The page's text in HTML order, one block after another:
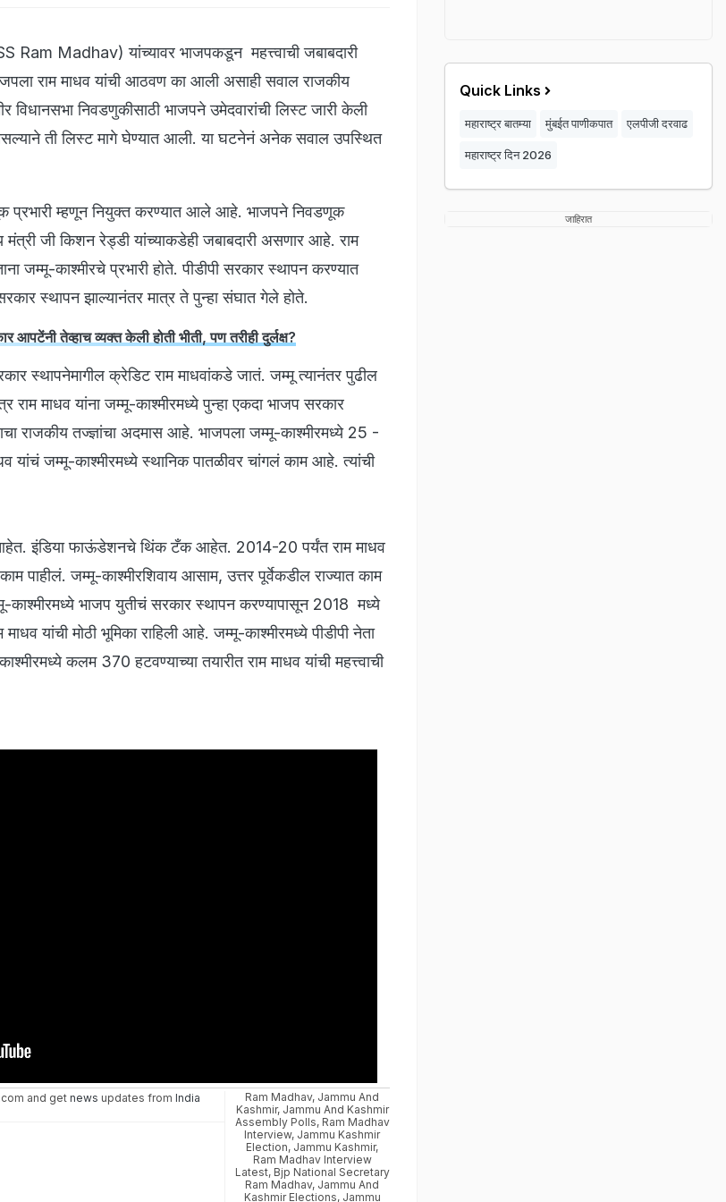
Ram Madhav) यांच्यावर भाजपकडून महत्त्वाची जबाबदारी
राम माधव यांची आठवण का आली असाही सवाल राजकीय
निवडणुकीसाठी भाजपने उमेदवारांची लिस्ट जारी केली
नसल्याने ती लिस्ट मागे घेण्यात आली. या घटनेनं अनेक सवाल उपस्थित
प्रभारी म्हणून नियुक्त करण्यात आले आहे. भाजपने निवडणूक
मंत्री जी किशन रेड्डी यांच्याकडेही जबाबदारी असणार आहे. राम
जम्मू-काश्मीरचे प्रभारी होते. पीडीपी सरकार स्थापन करण्यात
सरकार स्थापन झाल्यानंतर मात्र ते पुन्हा संघात गेले होते.
आपटेंनी तेव्हाच व्यक्त केली होती भीती, पण तरीही दुर्लक्ष?
स्थापनेमागील क्रेडिट राम माधवांकडे जातं. जम्मू त्यानंतर पुढील
राम माधव यांना जम्मू-काश्मीरमध्ये पुन्हा एकदा भाजप सरकार
राजकीय तज्ज्ञांचा अदमास आहे. भाजपला जम्मू-काश्मीरमध्ये 25 -
यांचं जम्मू-काश्मीरमध्ये स्थानिक पातळीवर चांगलं काम आहे. त्यांची
इंडिया फाऊंडेशनचे थिंक टँक आहेत. 2014-20 पर्यंत राम माधव
पाहीलं. जम्मू-काश्मीरशिवाय आसाम, उत्तर पूर्वेकडील राज्यात काम
भाजप युतीचं सरकार स्थापन करण्यापासून 2018 मध्ये
यांची मोठी भूमिका राहिली आहे. जम्मू-काश्मीरमध्ये पीडीपी नेता
कलम 370 हटवण्याच्या तयारीत राम माधव यांची महत्त्वाची
and get news updates from India
Ram Madhav, Jammu And
Kashmir, Jammu And Kashmir
Assembly Polls, Ram Madhav
Interview, Jammu Kashmir
Election, Jammu Kashmir,
Ram Madhav Interview
Latest, Bjp National Secretary
Ram Madhav, Jammu And
Kashmir Elections, Jammu
Quick Links
महाराष्ट्र बातम्या मुंबईत पाणीकपात एलपीजी दरवाढ
महाराष्ट्र दिन 2026
जाहिरात